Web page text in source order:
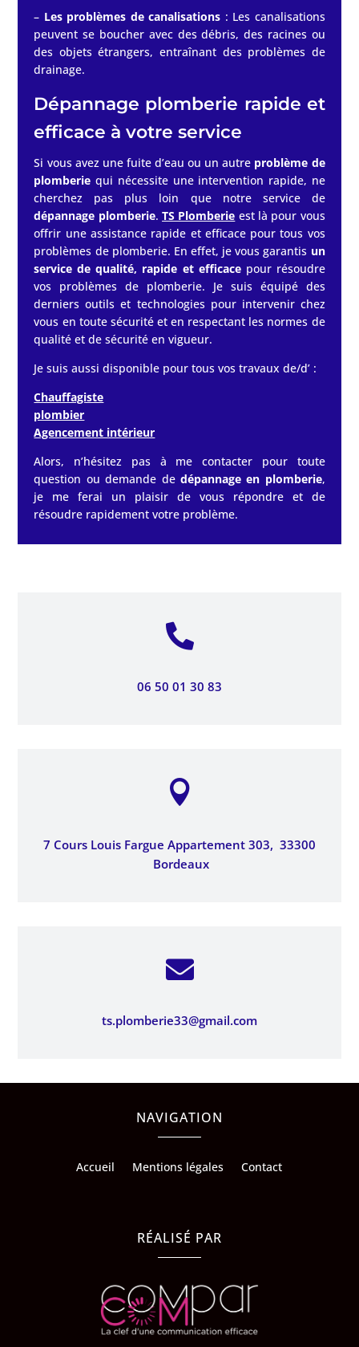
– Les problèmes de canalisations : Les canalisations
peuvent se boucher avec des débris, des racines ou
des objets étrangers, entraînant des problèmes de
drainage.
Dépannage plomberie rapide et
efficace à votre service
Si vous avez une fuite d’eau ou un autre problème de
plomberie qui nécessite une intervention rapide, ne
cherchez pas plus loin que notre service de
dépannage plomberie.TS Plomberie est là pour vous
offrir une assistance rapide et efficace pour tous vos
problèmes de plomberie. En effet, je vous garantis un
service de qualité, rapide et efficacepour résoudre
vos problèmes de plomberie. Je suis équipé des
derniers outils et technologies pour intervenir chez
vous en toute sécurité et en respectant les normes de
qualité et de sécurité en vigueur.
Je suis aussi disponible pour tous vos travaux de/d’ :
Chauffagiste
plombier
Agencement intérieur
Alors, n’hésitez pas à me contacter pour toute
question ou demande de dépannage en plomberie,
je me ferai un plaisir de vous répondre et de
résoudre rapidement votre problème.

06 50 01 30 83

7 Cours Louis Fargue Appartement 303, 33300
Bordeaux

ts.plomberie33@gmail.com
NAVIGATION
Accueil Mentions légales Contact
RÉALISÉ PAR